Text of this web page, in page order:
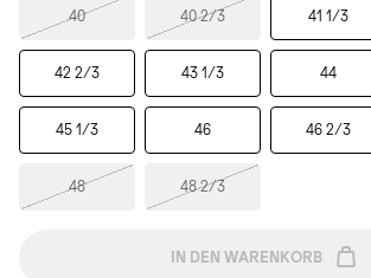
40 40 2/3 41 1/3
42 2/3 43 1/3 44
45 1/3 46 46 2/3
48 48 2/3
IN DEN WARENKORB